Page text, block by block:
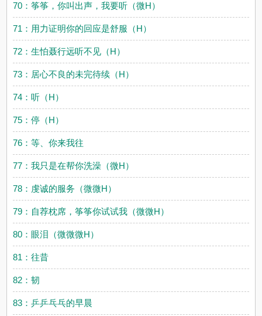
70：筝筝，你叫出声，我要听（微H）
71：用力证明你的回应是舒服（H）
72：生怕聂行远听不见（H）
73：居心不良的未完待续（H）
74：听（H）
75：停（H）
76：等、你来我往
77：我只是在帮你洗澡（微H）
78：虔诚的服务（微微H）
79：自荐枕席，筝筝你试试我（微微H）
80：眼泪（微微微H）
81：往昔
82：韧
83：乒乒乓乓的早晨